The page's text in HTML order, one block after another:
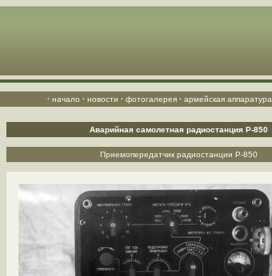
· начало · новости · фотогалерея · армейская аппаратура
Аварийная самолетная радиостанция Р-850
Приемопередатчик радиостанции Р-850